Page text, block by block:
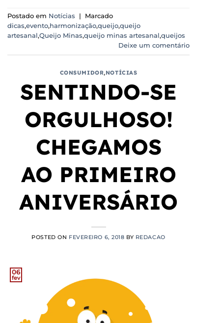
Postado em Notícias |
Marcado
dicas,evento,harmonização,queijo,queijo
artesanal,Queijo Minas,queijo minas artesanal,queijos
Deixe um comentário
CONSUMIDOR, NOTÍCIAS
SENTINDO-SE
ORGULHOSO!
CHEGAMOS
AO PRIMEIRO
ANIVERSÁRIO
POSTED ON FEVEREIRO 6, 2018 BY REDACAO
06
fev